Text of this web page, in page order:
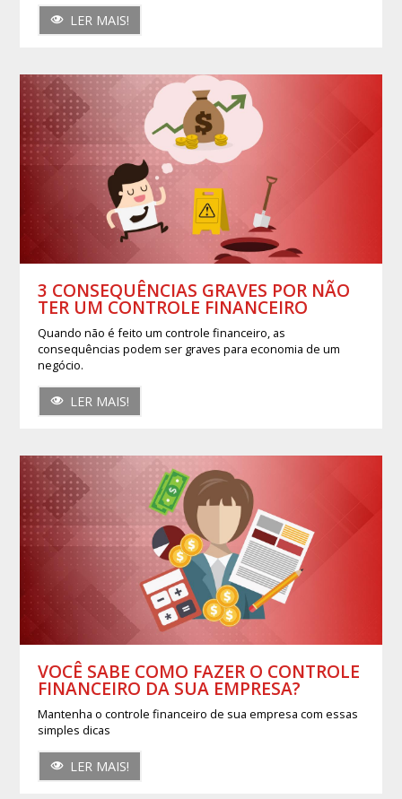
LER MAIS!
3 CONSEQUÊNCIAS GRAVES POR NÃO
TER UM CONTROLE FINANCEIRO
Quando não é feito um controle financeiro, as
consequências podem ser graves para economia de um
negócio.
LER MAIS!
VOCÊ SABE COMO FAZER O CONTROLE
FINANCEIRO DA SUA EMPRESA?
Mantenha o controle financeiro de sua empresa com essas
simples dicas
LER MAIS!